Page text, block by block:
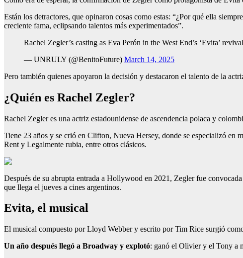
Están los detractores, que opinaron cosas como estas: “¿Por qué ella
creciente fama, eclipsando talentos más experimentados”.
Rachel Zegler’s casting as Eva Perón in the West End’s ‘Evita’
— UNRULY (@BenitoFuture) March 14, 2025
Pero también quienes apoyaron la decisión y destacaron el talento de la
¿Quién es Rachel Zegler?
Rachel Zegler es una actriz estadounidense de ascendencia polaca y
Tiene 23 años y se crió en Clifton, Nueva Hersey, donde se especializó en
Rent y Legalmente rubia, entre otros clásicos.
Después de su abrupta entrada a Hollywood en 2021, Zegler fue
que llega el jueves a cines argentinos.
Evita, el musical
El musical compuesto por Lloyd Webber y escrito por Tim Rice surgió
Un año después llegó a Broadway y explotó: ganó el Olivier y el Tony a